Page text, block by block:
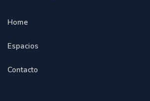
Home
Espacios
Contacto